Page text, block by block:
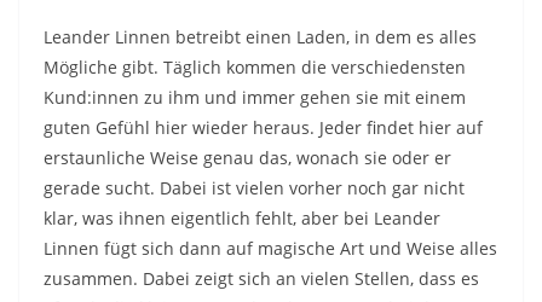
Leander Linnen betreibt einen Laden, in dem es alles
Mögliche gibt. Täglich kommen die verschiedensten
Kund:innen zu ihm und immer gehen sie mit einem
guten Gefühl hier wieder heraus. Jeder findet hier auf
erstaunliche Weise genau das, wonach sie oder er
gerade sucht. Dabei ist vielen vorher noch gar nicht
klar, was ihnen eigentlich fehlt, aber bei Leander
Linnen fügt sich dann auf magische Art und Weise alles
zusammen. Dabei zeigt sich an vielen Stellen, dass es